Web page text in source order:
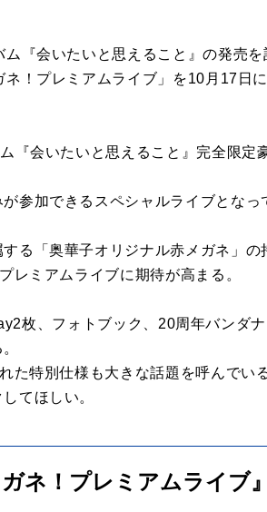
『会いたいと思えること』の発売を
！プレミアムライブ」を10月17日
『会いたいと思えること』完全限定
参加できるスペシャルライブとなっ
る「奥華子オリジナル赤メガネ」の
レミアムライブに期待が高まる。
枚、フォトブック、20周年バンダ
た特別仕様も大きな話題を呼んでいる
てほしい。
ネ！プレミアムライブ』